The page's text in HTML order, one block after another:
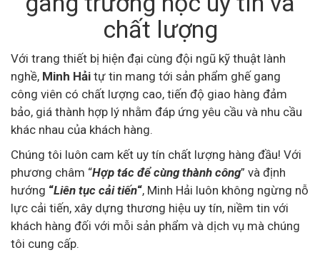
chất lượng
Với trang thiết bị hiện đại cùng đội ngũ kỹ thuật lành
nghề, Minh Hải tự tin mang tới sản phẩm ghế gang
công viên có chất lượng cao, tiến độ giao hàng đảm
bảo, giá thành hợp lý nhằm đáp ứng yêu cầu và nhu cầu
khác nhau của khách hàng.
Chúng tôi luôn cam kết uy tín chất lượng hàng đầu! Với
phương châm “Hợp tác để cùng thành công” và định
hướng “Liên tục cải tiến“, Minh Hải luôn không ngừng nỗ
lực cải tiến, xây dựng thương hiệu uy tín, niềm tin với
khách hàng đối với mỗi sản phẩm và dịch vụ mà chúng
tôi cung cấp.